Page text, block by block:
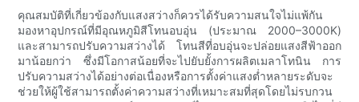
คุณสมบัติที่เกี่ยวข้องกับแสงสว่างก็ควรได้รับความสนใจไม่แพ้กัน
มองหาอุปกรณ์ที่มีอุณหภูมิสีโทนอบอุ่น (ประมาณ 2000–3000K)
และสามารถปรับความสว่างได้ โทนสีที่อบอุ่นจะปล่อยแสงสีฟ้าออก
มาน้อยกว่า ซึ่งมีโอกาสน้อยที่จะไปยับยั้งการผลิตเมลาโทนิน การ
ปรับความสว่างได้อย่างต่อเนื่องหรือการตั้งค่าแสงต่ำหลายระดับจะ
ช่วยให้ผู้ใช้สามารถตั้งค่าความสว่างที่เหมาะสมที่สุดโดยไม่รบกวน